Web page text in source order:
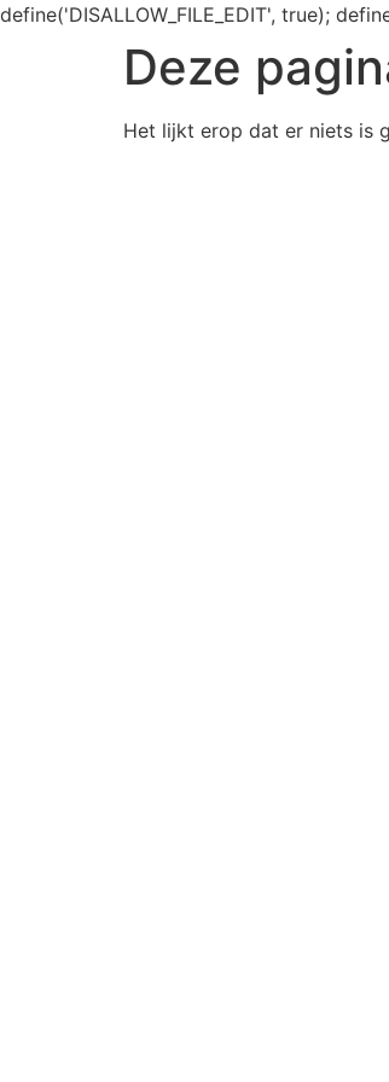
define('DISALLOW_FILE_EDIT', true);
Deze
Het lijkt erop dat er niets is